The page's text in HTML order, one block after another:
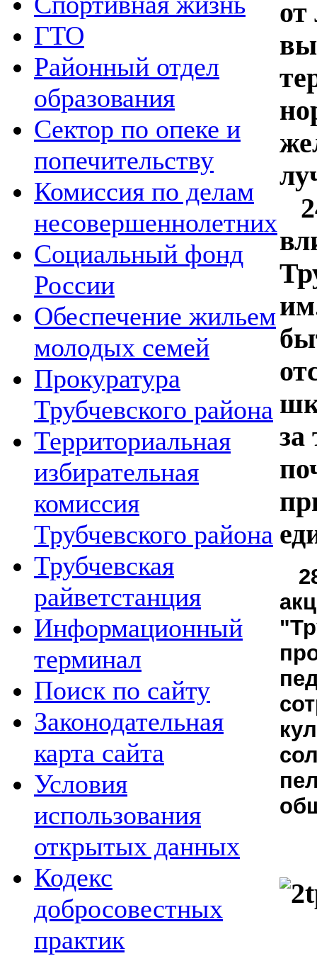
ГТО
Районный отдел
образования
Сектор по опеке и
попечительству
Комиссия по делам
несовершеннолетних
Социальный фонд
России
Обеспечение жильем
молодых семей
Прокуратура
Трубчевского района
Территориальная
избирательная
комиссия
Трубчевского района
Трубчевская
райветстанция
Информационный
терминал
Поиск по сайту
Законодательная
карта сайта
Условия
использования
открытых данных
Кодекс
добросовестных
практик
от
за